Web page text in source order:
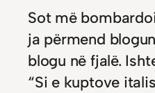
Sot më
ja përmend
blogu në fjalë.
“Si e kuptove